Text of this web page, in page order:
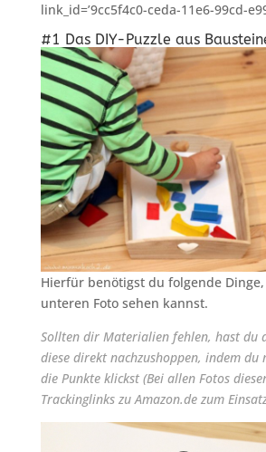
link_id=’9cc5f4c0-ceda-11e6-99cd-
#1 Das DIY-Puzzle aus
Hierfür benötigst du folgende
unteren Foto sehen kannst.
Sollten dir Materialien fehlen, hast du
diese direkt nachzushoppen, indem
die Punkte klickst (Bei allen Fotos
Trackinglinks zu Amazon.de zum